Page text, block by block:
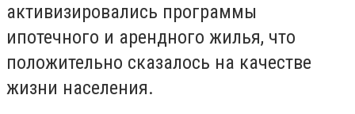
активизировались программы
ипотечного и арендного жилья, что
положительно сказалось на качестве
жизни населения.